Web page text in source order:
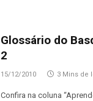
Glossário do
2
15/12/2010 3 Mins de
Confira na coluna